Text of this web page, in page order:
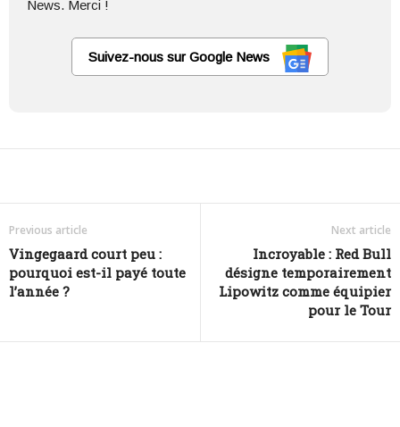
News. Merci !
Suivez-nous sur Google News
Previous article
Vingegaard court peu :
pourquoi est-il payé toute
l’année ?
Next article
Incroyable : Red Bull
désigne temporairement
Lipowitz comme équipier
pour le Tour